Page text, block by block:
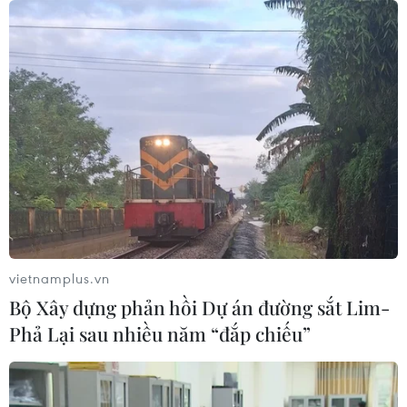
Tổng Bí thư, Chủ tịch nước Tô Lâm
bắt đầu thăm cấp Nhà nước Australia
09/08/2026 12:05
Australia điều tra vụ hai máy bay suýt
va chạm tại sân bay Sydney
09/08/2026 07:04
Dấu mốc quan trọng đưa quan hệ
Việt Nam-New Zealand phát triển
thực chất và hiệu quả hơn
09/08/2026 02:46
vietnamplus.vn
Bộ Xây dựng phản hồi Dự án đường sắt Lim-
Phả Lại sau nhiều năm “đắp chiếu”